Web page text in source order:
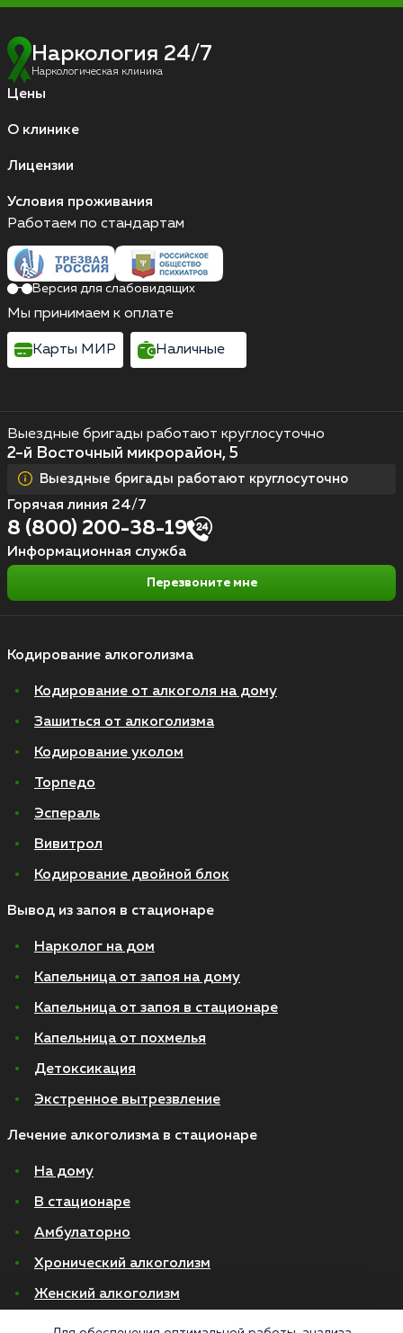
Наркология 24/7
Наркологическая клиника
Цены
О клинике
Лицензии
Условия проживания
Кодирование алкоголизма
Кодирование от алкоголя на дому
Зашиться от алкоголизма
Кодирование уколом
Торпедо
Эспераль
Вивитрол
Кодирование двойной блок
Вывод из запоя в стационаре
Нарколог на дом
Капельница от запоя на дому
Капельница от запоя в стационаре
Капельница от похмелья
Детоксикация
Экстренное вытрезвление
Лечение алкоголизма в стационаре
На дому
В стационаре
Амбулаторно
Хронический алкоголизм
Женский алкоголизм
Пивной алкоголизм
Выездные бригады работают круглосуточно
2-й Восточный микрорайон, 5
Выездные бригады работают круглосуточно
Горячая линия 24/7
8 (800) 200-38-19
Информационная служба
Перезвоните мне
Работаем по стандартам
Версия для слабовидящих
Мы принимаем к оплате
Карты МИР Наличные